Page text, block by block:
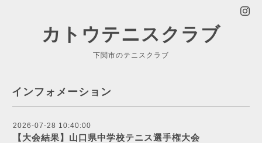
カトウテニスクラブ
下関市のテニスクラブ
インフォメーション
2026-07-28 10:40:00
【大会結果】山口県中学校テニス選手権大会